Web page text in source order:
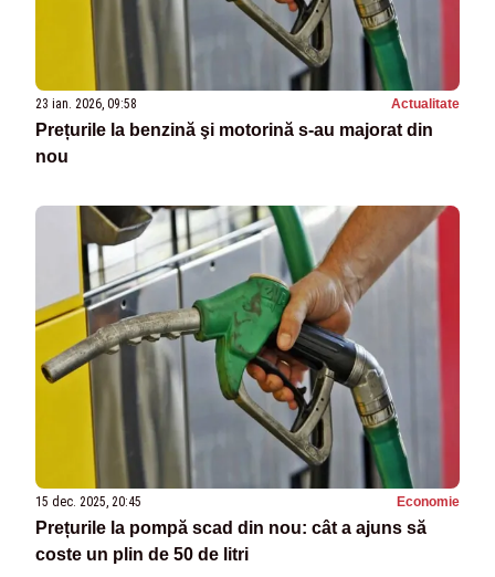
23 ian. 2026, 09:58 Actualitate
Prețurile la benzină şi motorină s-au majorat din
nou
15 dec. 2025, 20:45 Economie
Prețurile la pompă scad din nou: cât a ajuns să
coste un plin de 50 de litri